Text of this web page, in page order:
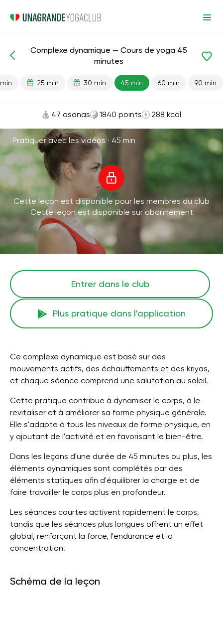
Énergie
Complexe dynamique — Cours de yoga 45
minutes
25 min 30 min 45 min 60 min 90 min
47 asanas 1840 points 288 kcal
Pratiquer avec les vidéos · 45 min
Cette leçon est disponible pour les membres du club
Cette leçon est disponible sur abonnement
Entrer dans le club
Plus pratique dans l'application
Ce complexe dynamique est basé sur des
mouvements actifs, des échauffements et des kriyas,
et chaque séance comprend une salutation au soleil.
Cette pratique contribue à dynamiser le corps, à le
revitaliser et à améliorer sa forme physique générale.
Elle s'adapte à tous les niveaux de forme physique, en
y ajoutant de l'activité et en favorisant le bien-être.
Dans les leçons d'une durée de 45 minutes ou plus, les
éléments dynamiques sont complétés par des
éléments statiques afin d'équilibrer la charge et de
faire travailler le corps plus en profondeur.
Les séances courtes activent rapidement le corps,
tandis que les séances plus longues offrent un effet
global, renforçant la force, l'endurance et la
concentration.
Schéma de la leçon